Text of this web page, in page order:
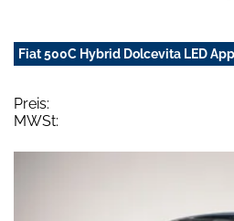
Fiat 500C Hybrid Dolcevita LED
Preis:
MWSt: